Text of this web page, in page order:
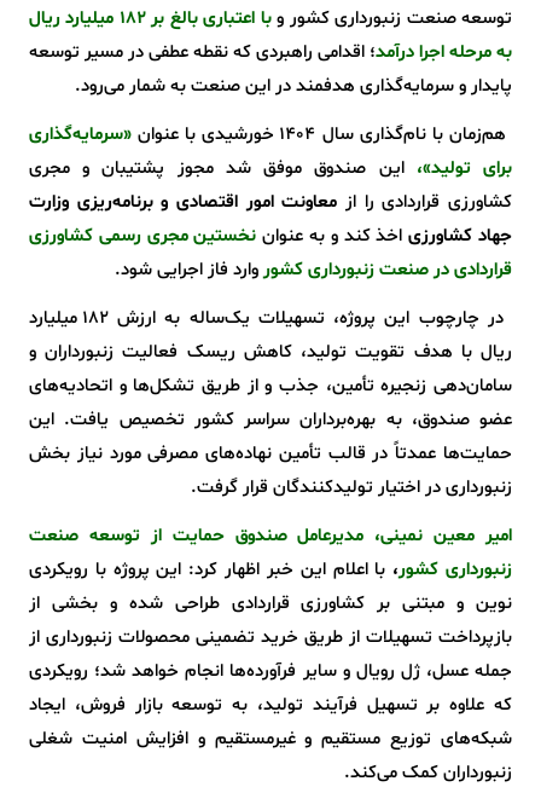
توسعه صنعت زنبورداری کشور و
با اعتباری بالغ بر ۱۸۲ میلیارد ریال
به مرحله اجرا درآمد؛ اقدامی راهبردی که نقطه عطفی در مسیر توسعه
پایدار و سرمایه‌گذاری هدفمند در این صنعت به شمار می‌رود.
هم‌زمان با نام‌گذاری سال ۱۴۰۴ خورشیدی با عنوان
«سرمایه‌گذاری
برای تولید»، این صندوق موفق شد مجوز پشتیبان و مجری
کشاورزی قراردادی را از معاونت امور اقتصادی و برنامه‌ریزی وزارت
جهاد کشاورزیاخذ کند و به عنوان نخستین مجری رسمی کشاورزی
قراردادی در صنعت زنبورداری کشوروارد فاز اجرایی شود.
در چارچوب این پروژه، تسهیلات یک‌ساله به ارزش ۱۸۲ میلیارد
ریال با هدف تقویت تولید، کاهش ریسک فعالیت زنبورداران و
سامان‌دهی زنجیره تأمین، جذب و از طریق تشکل‌ها و اتحادیه‌های
عضو صندوق، به بهره‌برداران سراسر کشور تخصیص یافت. این
حمایت‌ها عمدتاً در قالب تأمین نهاده‌های مصرفی مورد نیاز بخش
زنبورداری در اختیار تولیدکنندگان قرار گرفت.
امیر معین نمینی، مدیرعامل صندوق حمایت از توسعه صنعت
زنبورداری کشور، با اعلام این خبر اظهار کرد: این پروژه با رویکردی
نوین و مبتنی بر کشاورزی قراردادی طراحی شده و بخشی از
بازپرداخت تسهیلات از طریق خرید تضمینی محصولات زنبورداری از
جمله عسل، ژل رویال و سایر فرآورده‌ها انجام خواهد شد؛ رویکردی
که علاوه بر تسهیل فرآیند تولید، به توسعه بازار فروش، ایجاد
شبکه‌های توزیع مستقیم و غیرمستقیم و افزایش امنیت شغلی
زنبورداران کمک می‌کند.